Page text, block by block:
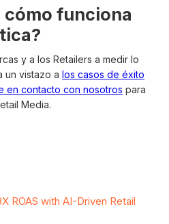
cómo funciona
y a los Retailers a medir lo
un vistazo a los casos de éxito
en contacto con nosotros para
Media.
ROAS with AI-Driven Retail